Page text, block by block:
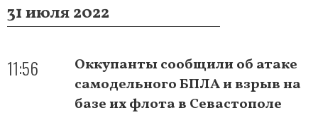
31 июля 2022
11:56
Оккупанты сообщили об атаке
самодельного БПЛА и взрыв на
базе их флота в Севастополе